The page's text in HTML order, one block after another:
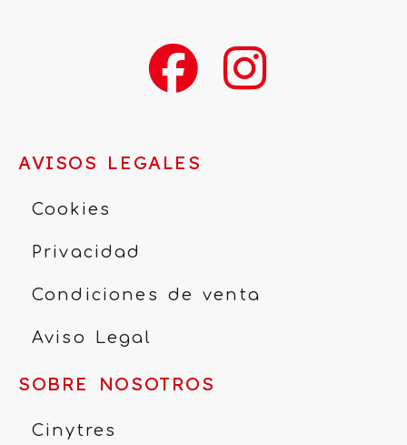
AVISOS LEGALES
Cookies
Privacidad
Condiciones de venta
Aviso Legal
SOBRE NOSOTROS
Cinytres